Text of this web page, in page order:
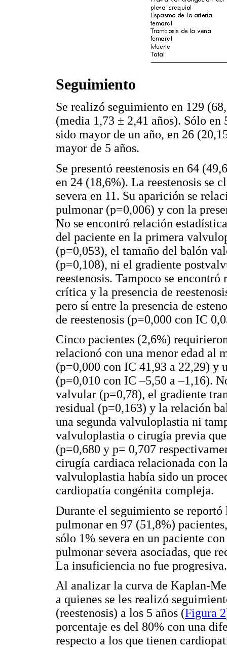
Seguimiento
Se realizó seguimiento en 129
(media 1,73 ± 2,41 años). Sólo
sido mayor de un año, en 26
mayor de 5 años.
Se presentó reestenosis en 64
en 24 (18,6%). La reestenosis se
severa en 11. Su aparición se
pulmonar (p=0,006) y con la
No se encontró relación
del paciente en la primera
(p=0,053), el tamaño del balón
(p=0,108), ni el gradiente
reestenosis. Tampoco se
crítica y la presencia de
pero sí entre la presencia de
de reestenosis (p=0,000 con IC
Cinco pacientes (2,6%)
relacionó con una menor edad al
(p=0,000 con IC 41,93 a 22,29) y
(p=0,010 con IC –5,50 a –1,16).
valvular (p=0,78), el gradiente
residual (p=0,163) y la relación
una segunda valvuloplastia ni
valvuloplastia o cirugía previa
(p=0,680 y p= 0,707
cirugía cardiaca relacionada con
valvuloplastia había sido un
cardiopatía congénita compleja.
Durante el seguimiento se
pulmonar en 97 (51,8%)
sólo 1% severa en un paciente
pulmonar severa asociadas, que
La insuficiencia no fue progresiva.
Al analizar la curva de Kaplan-
a quienes se les realizó
(reestenosis) a los 5 años (Figura 2
porcentaje es del 80% con una
respecto a los que tienen